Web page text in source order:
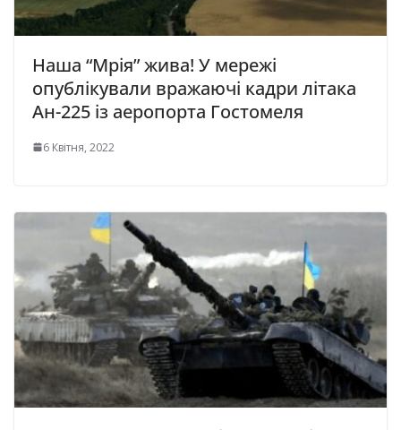
Наша “Мрія” жива! У мережі
опублікували вражаючі кадри літака
Ан-225 із аеропорта Гостомеля
6 Квітня, 2022